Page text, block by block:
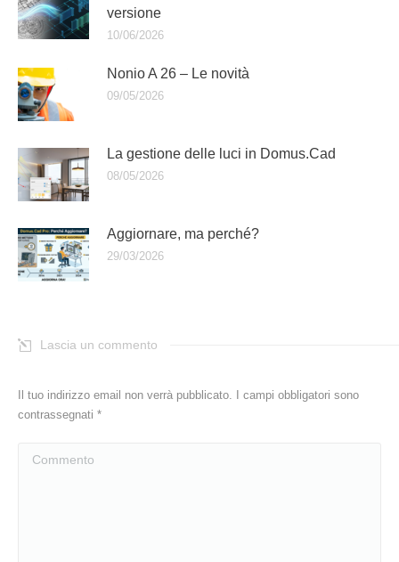
versione
10/06/2026
Nonio A 26 – Le novità
09/05/2026
La gestione delle luci in Domus.Cad
08/05/2026
Aggiornare, ma perché?
29/03/2026
Lascia un commento
Il tuo indirizzo email non verrà pubblicato. I campi obbligatori sono
contrassegnati *